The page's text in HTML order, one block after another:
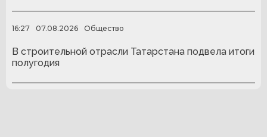
16:27 07.08.2026 Общество
В строительной отрасли Татарстана подвела итоги
полугодия